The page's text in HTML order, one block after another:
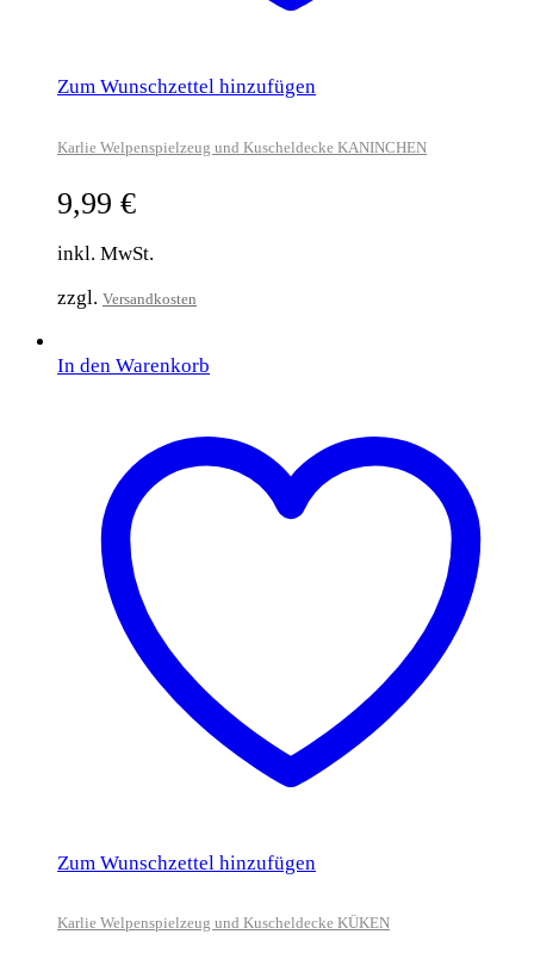
Zum Wunschzettel hinzufügen
Karlie Welpenspielzeug und Kuscheldecke KANINCHEN
9,99 €
inkl. MwSt.
zzgl. Versandkosten
In den Warenkorb
Zum Wunschzettel hinzufügen
Karlie Welpenspielzeug und Kuscheldecke KÜKEN